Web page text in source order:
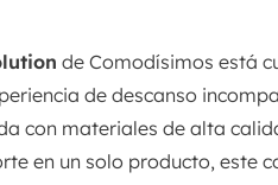
de Comodísimos está
de descanso
con materiales de alta
en un solo producto, este